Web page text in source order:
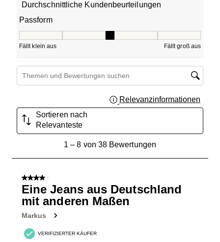
Durchschnittliche Kundenbeurteilungen
Passform
Fällt klein aus Fällt groß aus
Suchthemen und Bewertungen Suchregion
Relevanzinformationen
Sortieren nach
Relevanteste
von
Bewertungen.
1 – 8 von 38 Bewertungen
4 von 5 Sternen.
Eine Jeans aus Deutschland
mit anderen Maßen
Markus
VERIFIZIERTER KÄUFER